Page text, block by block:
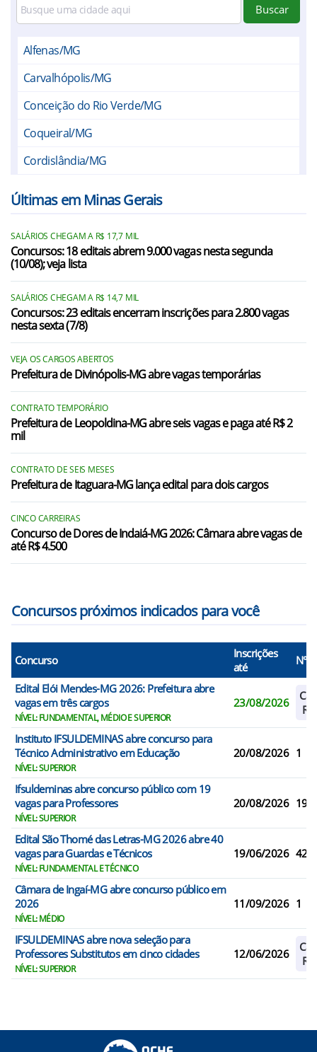
Buscar
Alfenas/MG
Carvalhópolis/MG
Conceição do Rio Verde/MG
Coqueiral/MG
Cordislândia/MG
Heliodora/MG
Ingaí/MG
Jesuânia/MG
Lambari/MG
Lavras/MG
Luminárias/MG
Machado/MG
Monsenhor Paulo/MG
Nepomuceno/MG
Olímpio Noronha/MG
Paraguaçu/MG
Ribeirão Vermelho/MG
Últimas em Minas Gerais
SALÁRIOS CHEGAM A R$ 17,7 MIL
Concursos: 18 editais abrem 9.000 vagas nesta segunda
(10/08); veja lista
SALÁRIOS CHEGAM A R$ 14,7 MIL
Concursos: 23 editais encerram inscrições para 2.800 vagas
nesta sexta (7/8)
VEJA OS CARGOS ABERTOS
Prefeitura de Divinópolis-MG abre vagas temporárias
CONTRATO TEMPORÁRIO
Prefeitura de Leopoldina-MG abre seis vagas e paga até R$ 2
mil
CONTRATO DE SEIS MESES
Prefeitura de Itaguara-MG lança edital para dois cargos
CINCO CARREIRAS
Concurso de Dores de Indaiá-MG 2026: Câmara abre vagas de
até R$ 4.500
Concursos próximos indicados para você
Concurso
Inscrições
até
N°
Edital Elói Mendes-MG 2026: Prefeitura abre
vagas em três cargos
NÍVEL: FUNDAMENTAL, MÉDIO E SUPERIOR
23/08/2026
Instituto IFSULDEMINAS abre concurso para
Técnico Administrativo em Educação
NÍVEL: SUPERIOR
20/08/2026 1
Ifsuldeminas abre concurso público com 19
vagas para Professores
NÍVEL: SUPERIOR
20/08/2026 19
Edital São Thomé das Letras-MG 2026 abre 40
vagas para Guardas e Técnicos
NÍVEL: FUNDAMENTAL E TÉCNICO
19/06/2026 42
Câmara de Ingaí-MG abre concurso público em
2026
NÍVEL: MÉDIO
11/09/2026 1
IFSULDEMINAS abre nova seleção para
Professores Substitutos em cinco cidades
NÍVEL: SUPERIOR
12/06/2026